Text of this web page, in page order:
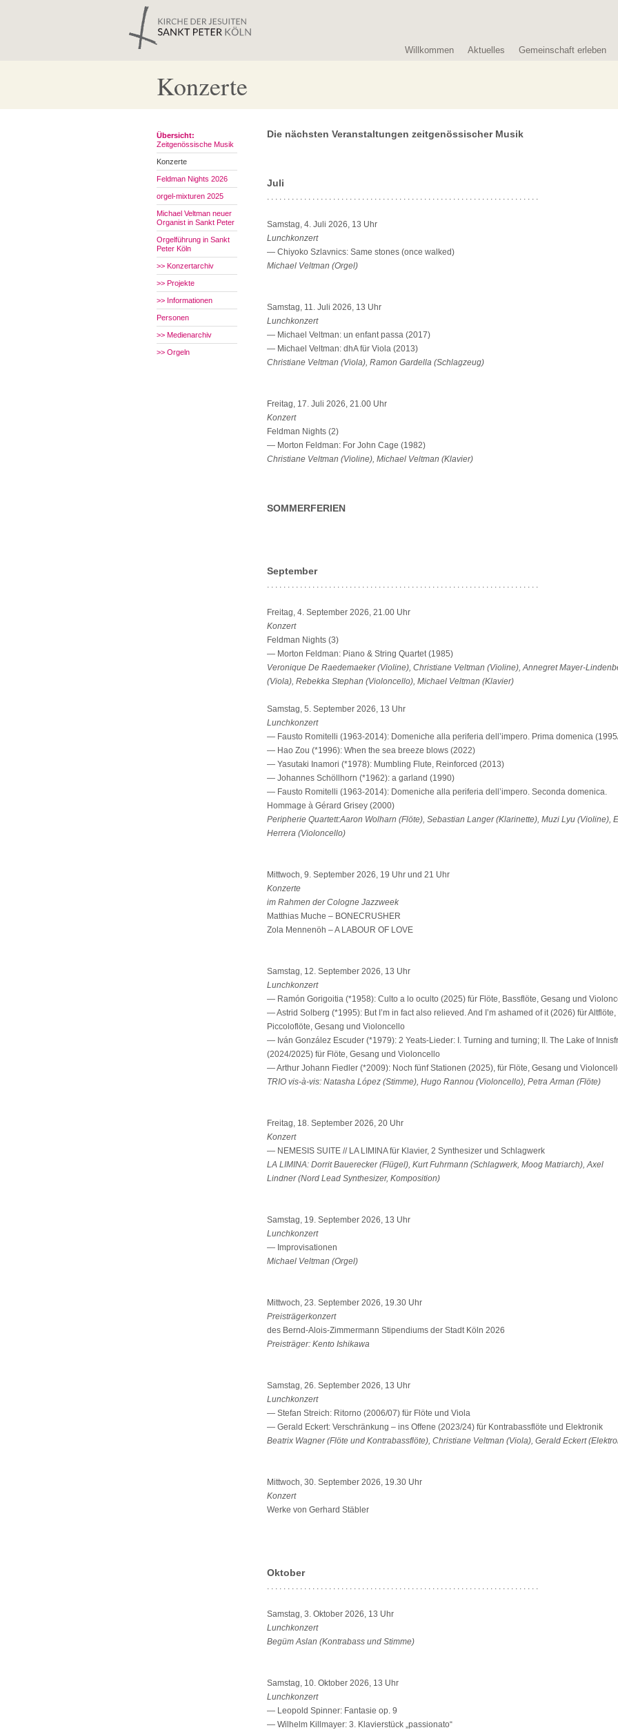
Willkommen Aktuelles Gemeinschaft erleben
Konzerte
Übersicht:
Zeitgenössische Musik
Konzerte
Feldman Nights 2026
orgel-mixturen 2025
Michael Veltman neuer
Organist in Sankt Peter
Orgelführung in Sankt
Peter Köln
>> Konzertarchiv
>> Projekte
>> Informationen
Personen
>> Medienarchiv
>> Orgeln
Die nächsten Veranstaltungen zeitgenössischer Musik
Juli
. . . . . . . . . . . . . . . . . . . . . . . . . . . . . . . . . . . . . . . . . . . . . . . . . . . . . . . . . . . . . . . . . .
Samstag, 4. Juli 2026, 13 Uhr
Lunchkonzert
— Chiyoko Szlavnics: Same stones (once walked)
Michael Veltman (Orgel)
Samstag, 11. Juli 2026, 13 Uhr
Lunchkonzert
— Michael Veltman: un enfant passa (2017)
— Michael Veltman: dhA für Viola (2013)
Christiane Veltman (Viola), Ramon Gardella (Schlagzeug)
Freitag, 17. Juli 2026, 21.00 Uhr
Konzert
Feldman Nights (2)
— Morton Feldman: For John Cage (1982)
Christiane Veltman (Violine), Michael Veltman (Klavier)
SOMMERFERIEN
September
. . . . . . . . . . . . . . . . . . . . . . . . . . . . . . . . . . . . . . . . . . . . . . . . . . . . . . . . . . . . . . . . . .
Freitag, 4. September 2026, 21.00 Uhr
Konzert
Feldman Nights (3)
— Morton Feldman: Piano & String Quartet (1985)
Veronique De Raedemaeker (Violine), Christiane Veltman (Violine), Annegret Mayer-
(Viola), Rebekka Stephan (Violoncello), Michael Veltman (Klavier)
Samstag, 5. September 2026, 13 Uhr
Lunchkonzert
— Fausto Romitelli (1963-2014): Domeniche alla periferia dell’impero. Prima domenica
— Hao Zou (*1996): When the sea breeze blows (2022)
— Yasutaki Inamori (*1978): Mumbling Flute, Reinforced (2013)
— Johannes Schöllhorn (*1962): a garland (1990)
— Fausto Romitelli (1963-2014): Domeniche alla periferia dell’impero. Seconda domenica.
Hommage à Gérard Grisey (2000)
Peripherie Quartett:Aaron Wolharn (Flöte), Sebastian Langer (Klarinette), Muzi Lyu (Violine),
Herrera (Violoncello)
Mittwoch, 9. September 2026, 19 Uhr und 21 Uhr
Konzerte
im Rahmen der Cologne Jazzweek
Matthias Muche – BONECRUSHER
Zola Mennenöh – A LABOUR OF LOVE
Samstag, 12. September 2026, 13 Uhr
Lunchkonzert
— Ramón Gorigoitia (*1958): Culto a lo oculto (2025) für Flöte, Bassflöte, Gesang und
— Astrid Solberg (*1995): But I’m in fact also relieved. And I’m ashamed of it (2026) für Altflöte,
Piccoloflöte, Gesang und Violoncello
— Iván González Escuder (*1979): 2 Yeats-Lieder: I. Turning and turning; II. The Lake of
(2024/2025) für Flöte, Gesang und Violoncello
— Arthur Johann Fiedler (*2009): Noch fünf Stationen (2025), für Flöte, Gesang und
TRIO vis-à-vis: Natasha López (Stimme), Hugo Rannou (Violoncello), Petra Arman (Flöte)
Freitag, 18. September 2026, 20 Uhr
Konzert
— NEMESIS SUITE // LA LIMINA für Klavier, 2 Synthesizer und Schlagwerk
LA LIMINA: Dorrit Bauerecker (Flügel), Kurt Fuhrmann (Schlagwerk, Moog Matriarch), Axel
Lindner (Nord Lead Synthesizer, Komposition)
Samstag, 19. September 2026, 13 Uhr
Lunchkonzert
— Improvisationen
Michael Veltman (Orgel)
Mittwoch, 23. September 2026, 19.30 Uhr
Preisträgerkonzert
des Bernd-Alois-Zimmermann Stipendiums der Stadt Köln 2026
Preisträger: Kento Ishikawa
Samstag, 26. September 2026, 13 Uhr
Lunchkonzert
— Stefan Streich: Ritorno (2006/07) für Flöte und Viola
— Gerald Eckert: Verschränkung – ins Offene (2023/24) für Kontrabassflöte und Elektronik
Beatrix Wagner (Flöte und Kontrabassflöte), Christiane Veltman (Viola), Gerald Eckert
Mittwoch, 30. September 2026, 19.30 Uhr
Konzert
Werke von Gerhard Stäbler
Oktober
. . . . . . . . . . . . . . . . . . . . . . . . . . . . . . . . . . . . . . . . . . . . . . . . . . . . . . . . . . . . . . . . . .
Samstag, 3. Oktober 2026, 13 Uhr
Lunchkonzert
Begüm Aslan (Kontrabass und Stimme)
Samstag, 10. Oktober 2026, 13 Uhr
Lunchkonzert
— Leopold Spinner: Fantasie op. 9
— Wilhelm Killmayer: 3. Klavierstück „passionato“